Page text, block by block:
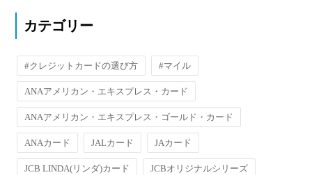
カテゴリー
#クレジットカードの選び方 #マイル
ANAアメリカン・エキスプレス・カード
ANAアメリカン・エキスプレス・ゴールド・カード
ANAカード JALカード JAカード
JCB LINDA(リンダ)カード JCBオリジナルシリーズ